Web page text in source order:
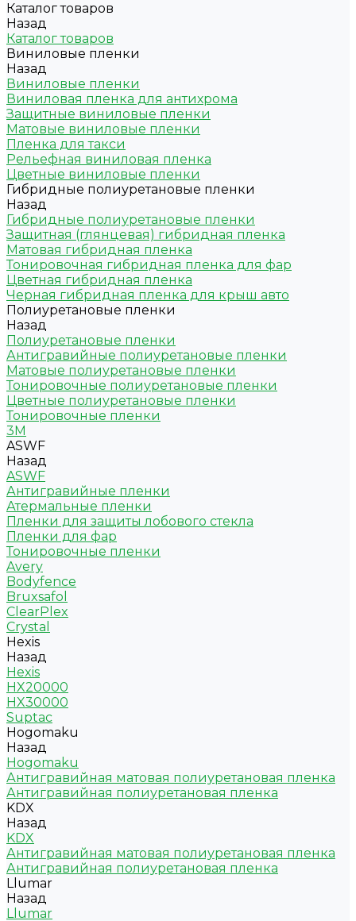
Каталог товаров
Назад
Каталог товаров
Виниловые пленки
Назад
Виниловые пленки
Виниловая пленка для антихрома
Защитные виниловые пленки
Матовые виниловые пленки
Пленка для такси
Рельефная виниловая пленка
Цветные виниловые пленки
Гибридные полиуретановые пленки
Назад
Гибридные полиуретановые пленки
Защитная (глянцевая) гибридная пленка
Матовая гибридная пленка
Тонировочная гибридная пленка для фар
Цветная гибридная пленка
Черная гибридная пленка для крыш авто
Полиуретановые пленки
Назад
Полиуретановые пленки
Антигравийные полиуретановые пленки
Матовые полиуретановые пленки
Тонировочные полиуретановые пленки
Цветные полиуретановые пленки
Тонировочные пленки
3M
ASWF
Назад
ASWF
Антигравийные пленки
Атермальные пленки
Пленки для защиты лобового стекла
Пленки для фар
Тонировочные пленки
Avery
Bodyfence
Bruxsafol
ClearPlex
Crystal
Hexis
Назад
Hexis
HX20000
HX30000
Suptac
Hogomaku
Назад
Hogomaku
Антигравийная матовая полиуретановая пленка
Антигравийная полиуретановая пленка
KDX
Назад
KDX
Антигравийная матовая полиуретановая пленка
Антигравийная полиуретановая пленка
Llumar
Назад
Llumar